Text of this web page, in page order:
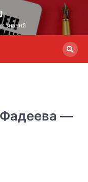
знаний
Фадеева —